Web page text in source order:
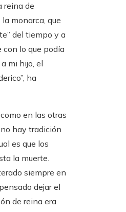
reina de
monarca, que
del tiempo y a
con lo que podía
mi hijo, el
ha
en las otras
hay tradición
es que los
la muerte.
siempre en
dejar el
de reina era